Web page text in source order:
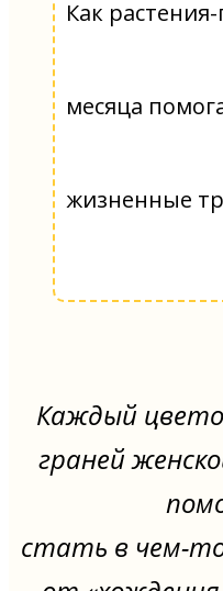
Как
месяца
жизненные
Каждый
граней
стать в чем-